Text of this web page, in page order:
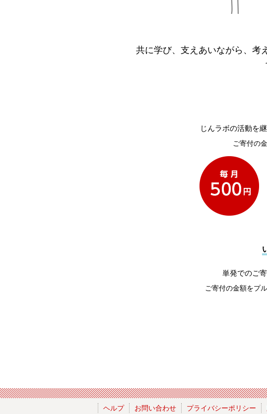
共に学び、支えあいながら、考
じんラボの活動を
ご寄付の
単発でのご
ご寄付の金額をプ
ヘルプ お問い合わせ プライバシーポリシー